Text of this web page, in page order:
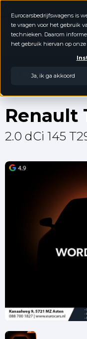
Eurocarsbedrijfswagens is
te vragen voor het gebruik
technieken. Daarom
het gebruik hiervan op onze
Ja, ik ga akkoord
Eurocars
Terug
Renault
2.0 dCi 145